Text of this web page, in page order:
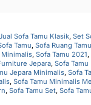
Sofa Tamu Klasik, Set
Tamu, Sofa Ruang Tamu
Minimalis, Sofa Tamu 2021,
Jepara, Sofa Tamu
Jepara Minimalis, Sofa
, Sofa Tamu Minimalis
, Sofa Tamu Set, Sofa